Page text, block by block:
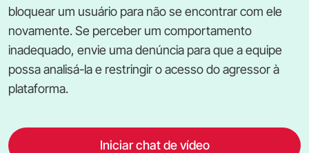
bloquear um usuário para não se encontrar com ele
novamente. Se perceber um comportamento
inadequado, envie uma denúncia para que a equipe
possa analisá-la e restringir o acesso do agressor à
plataforma.
Iniciar chat de vídeo